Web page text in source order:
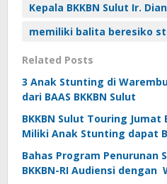
Kepala BKKBN Sulut Ir.
memiliki balita beresiko
Related Posts
3 Anak Stunting di
dari BAAS BKKBN Sulut
BKKBN Sulut Touring
Miliki Anak Stunting dapat
Bahas Program Penurunan
BKKBN-RI Audiensi